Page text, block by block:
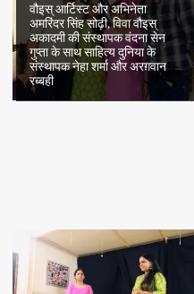
वौइस् आर्टिस्ट और अभिनेता
अमरिंदर सिंह सोढ़ी, विवा वौइस्
अकादमी की संस्थापक वंदना सेन
गुप्ता के साथ साहित्य दुनिया के
संस्थापक नेहा शर्मा और अरग़वान
रब्बही